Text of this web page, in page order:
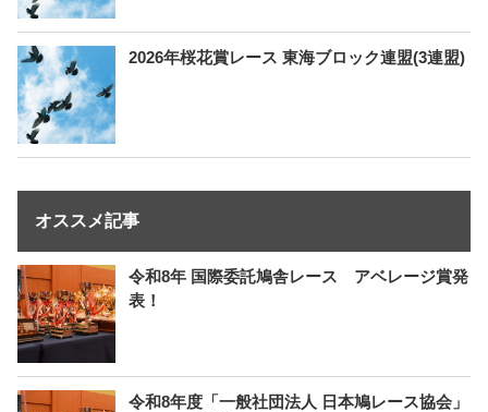
2026年桜花賞レース 東海ブロック連盟(3連盟)
オススメ記事
令和8年 国際委託鳩舎レース アベレージ賞発
表！
令和8年度「一般社団法人 日本鳩レース協会」